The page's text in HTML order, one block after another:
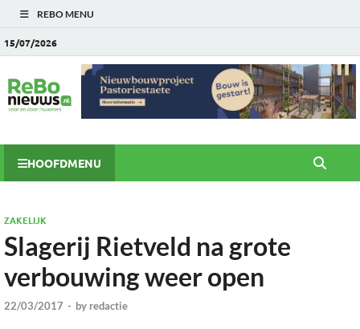
REBO MENU
15/07/2026
HOOFDMENU
ZAKELIJK
Slagerij Rietveld na grote
verbouwing weer open
22/03/2017 - by redactie